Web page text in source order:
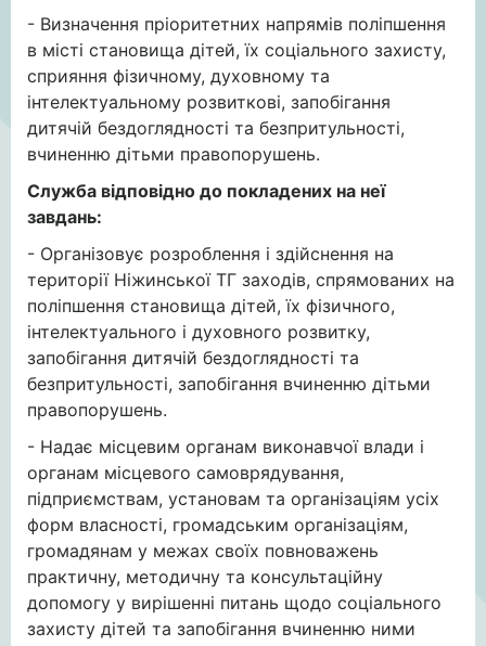
- Визначення пріоритетних напрямів поліпшення
в місті становища дітей, їх соціального захисту,
сприяння фізичному, духовному та
інтелектуальному розвиткові, запобігання
дитячій бездоглядності та безпритульності,
вчиненню дітьми правопорушень.
Служба відповідно до покладених на неї
завдань:
- Організовує розроблення і здійснення на
території Ніжинської ТГ заходів, спрямованих на
поліпшення становища дітей, їх фізичного,
інтелектуального і духовного розвитку,
запобігання дитячій бездоглядності та
безпритульності, запобігання вчиненню дітьми
правопорушень.
- Надає місцевим органам виконавчої влади і
органам місцевого самоврядування,
підприємствам, установам та організаціям усіх
форм власності, громадським організаціям,
громадянам у межах своїх повноважень
практичну, методичну та консультаційну
допомогу у вирішенні питань щодо соціального
захисту дітей та запобігання вчиненню ними